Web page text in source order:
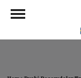
google-site-